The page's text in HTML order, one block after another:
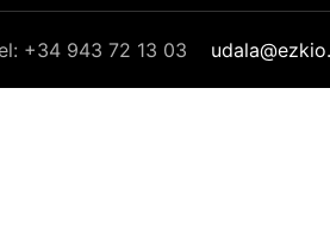
+34 943 72 13 03